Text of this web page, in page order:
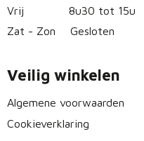
Vrij
8u30 tot 15u
Zat - Zon
Gesloten
Veilig winkelen
Algemene voorwaarden
Cookieverklaring